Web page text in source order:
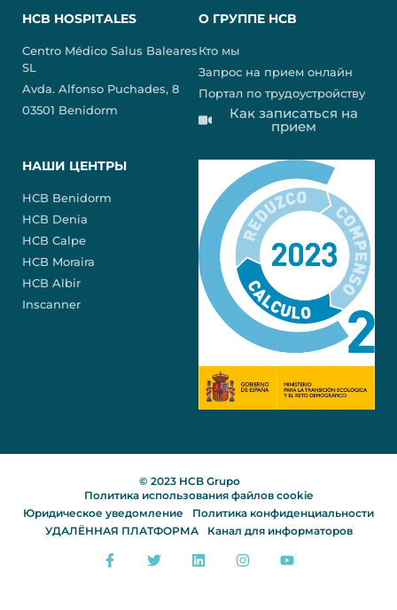
HCB HOSPITALES
Centro Médico Salus Baleares
SL
Avda. Alfonso Puchades, 8
03501 Benidorm
О ГРУППЕ HCB
Кто мы
Запрос на прием онлайн
Портал по трудоустройству
Как записаться на
прием
НАШИ ЦЕНТРЫ
HCB Benidorm
HCB Denia
HCB Calpe
HCB Moraira
HCB Albir
Inscanner
© 2023 HCB Grupo
Политика использования файлов cookie
Юридическое уведомление
Политика конфиденциальности
УДАЛЁННАЯ ПЛАТФОРМА
Канал для информаторов